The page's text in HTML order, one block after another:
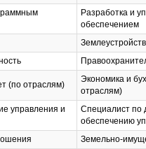
Разработка и
обеспечением
(по отраслям)
Экономика и
отраслям)
управления и
Специалист по
обеспечению
Земельно-